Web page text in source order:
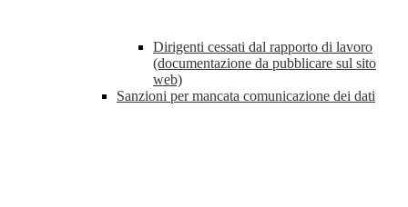
Dirigenti cessati dal rapporto di lavoro
(documentazione da pubblicare sul sito
web)
Sanzioni per mancata comunicazione dei dati